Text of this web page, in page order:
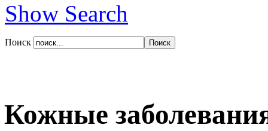
Show Search
Поиск
Кожные